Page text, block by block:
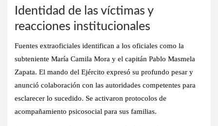
Identidad de las víctimas y
reacciones institucionales
Fuentes extraoficiales identifican a los oficiales como la
subteniente María Camila Mora y el capitán Pablo Masmela
Zapata. El mando del Ejército expresó su profundo pesar y
anunció colaboración con las autoridades competentes para
esclarecer lo sucedido. Se activaron protocolos de
acompañamiento psicosocial para sus familias.